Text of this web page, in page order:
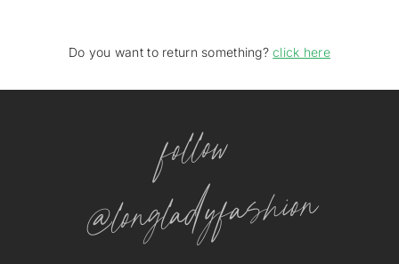
Do you want to return something?click here
follow
@longladyfashion